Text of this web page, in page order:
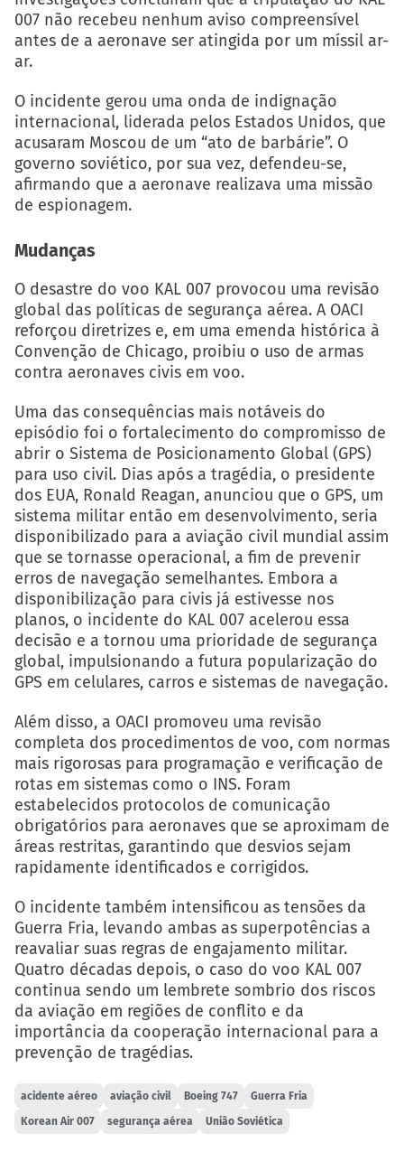
007 não recebeu nenhum aviso compreensível
antes de a aeronave ser atingida por um míssil ar-
ar.
O incidente gerou uma onda de indignação
internacional, liderada pelos Estados Unidos, que
acusaram Moscou de um “ato de barbárie”. O
governo soviético, por sua vez, defendeu-se,
afirmando que a aeronave realizava uma missão
de espionagem.
Mudanças
O desastre do voo KAL 007 provocou uma revisão
global das políticas de segurança aérea. A OACI
reforçou diretrizes e, em uma emenda histórica à
Convenção de Chicago, proibiu o uso de armas
contra aeronaves civis em voo.
Uma das consequências mais notáveis do
episódio foi o fortalecimento do compromisso de
abrir o Sistema de Posicionamento Global (GPS)
para uso civil. Dias após a tragédia, o presidente
dos EUA, Ronald Reagan, anunciou que o GPS, um
sistema militar então em desenvolvimento, seria
disponibilizado para a aviação civil mundial assim
que se tornasse operacional, a fim de prevenir
erros de navegação semelhantes. Embora a
disponibilização para civis já estivesse nos
planos, o incidente do KAL 007 acelerou essa
decisão e a tornou uma prioridade de segurança
global, impulsionando a futura popularização do
GPS em celulares, carros e sistemas de navegação.
Além disso, a OACI promoveu uma revisão
completa dos procedimentos de voo, com normas
mais rigorosas para programação e verificação de
rotas em sistemas como o INS. Foram
estabelecidos protocolos de comunicação
obrigatórios para aeronaves que se aproximam de
áreas restritas, garantindo que desvios sejam
rapidamente identificados e corrigidos.
O incidente também intensificou as tensões da
Guerra Fria, levando ambas as superpotências a
reavaliar suas regras de engajamento militar.
Quatro décadas depois, o caso do voo KAL 007
continua sendo um lembrete sombrio dos riscos
da aviação em regiões de conflito e da
importância da cooperação internacional para a
prevenção de tragédias.
acidente aéreo aviação civil Boeing 747 Guerra Fria
Korean Air 007 segurança aérea União Soviética